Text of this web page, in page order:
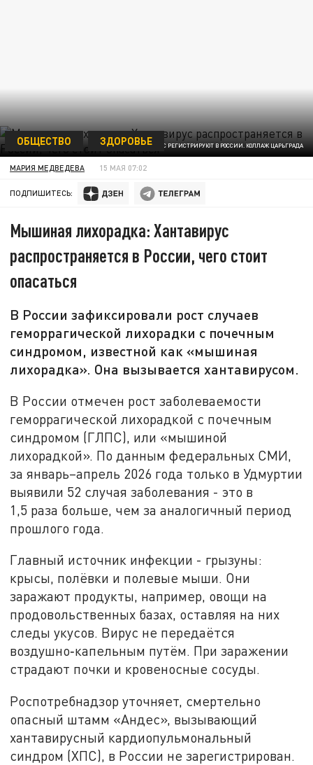
ХАНТАВИРУС РЕГИСТРИРУЮТ В РОССИИ. КОЛЛАЖ ЦАРЬГРАДА
ОБЩЕСТВО ЗДОРОВЬЕ
МАРИЯ МЕДВЕДЕВА 15 МАЯ 07:02
ПОДПИШИТЕСЬ:
Мышиная лихорадка: Хантавирус
распространяется в России, чего стоит
опасаться
В России зафиксировали рост случаев
геморрагической лихорадки с почечным
синдромом, известной как «мышиная
лихорадка». Она вызывается хантавирусом.
В России отмечен рост заболеваемости
геморрагической лихорадкой с почечным
синдромом (ГЛПС), или «мышиной
лихорадкой». По данным федеральных СМИ,
за январь–апрель 2026 года только в Удмуртии
выявили 52 случая заболевания - это в
1,5 раза больше, чем за аналогичный период
прошлого года.
Главный источник инфекции - грызуны:
крысы, полёвки и полевые мыши. Они
заражают продукты, например, овощи на
продовольственных базах, оставляя на них
следы укусов. Вирус не передаётся
воздушно‑капельным путём. При заражении
страдают почки и кровеносные сосуды.
Роспотребнадзор уточняет, смертельно
опасный штамм «Андес», вызывающий
хантавирусный кардиопульмональный
синдром (ХПС), в России не зарегистрирован.